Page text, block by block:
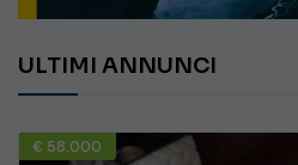
ULTIMI ANNUNCI
€ 58.000